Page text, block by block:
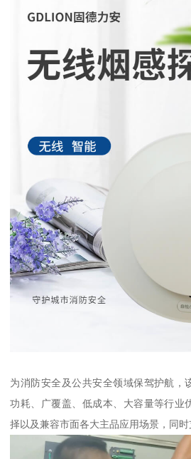
为消防安全及公共安全领域保驾护航，
功耗、广覆盖、低成本、大容量等行业
择以及兼容市面各大主品应用场景，同时